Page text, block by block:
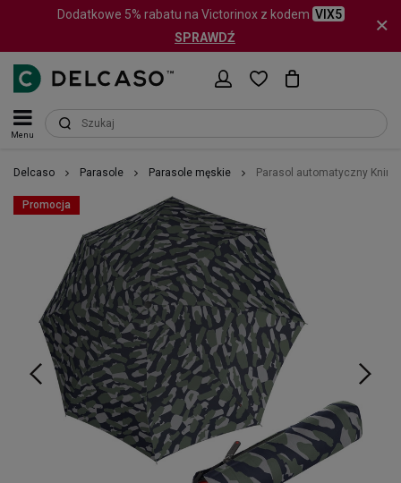
Dodatkowe 5% rabatu na Victorinox z kodem VIX5
SPRAWDŹ
Menu
Delcaso Parasole Parasole męskie Parasol automatyczny
Promocja